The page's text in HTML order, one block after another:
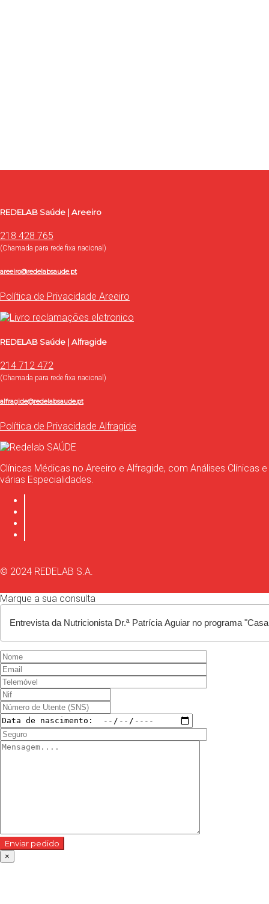
REDELAB Saúde | Areeiro
218 428 765
(Chamada para rede fixa nacional)
areeiro@redelabsaude.pt
Política de Privacidade Areeiro
REDELAB Saúde | Alfragide
214 712 472
(Chamada para rede fixa nacional)
alfragide@redelabsaude.pt
Política de Privacidade Alfragide
Clínicas Médicas no Areeiro e Alfragide, com Análises Clínicas e
várias Especialidades.
© 2024 REDELAB S.A.
Marque a sua consulta
Enviar pedido
×